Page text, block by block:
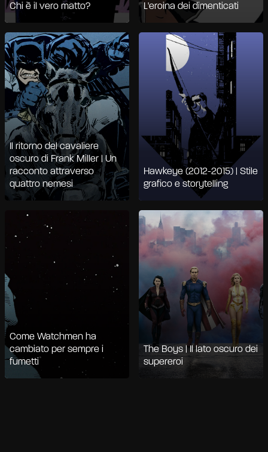
Chi è il vero matto?
L'eroina dei dimenticati
Il ritorno del cavaliere
oscuro di Frank Miller | Un
racconto attraverso
quattro nemesi
Hawkeye (2012-2015) | Stile
grafico e storytelling
Come Watchmen ha
cambiato per sempre i
fumetti
The Boys | Il lato oscuro dei
supereroi